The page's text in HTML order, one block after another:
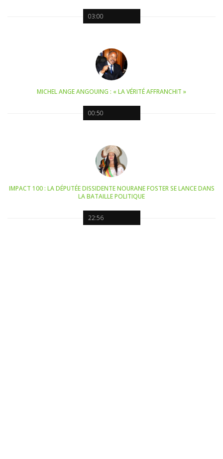
03:00
00:50
MICHEL ANGE ANGOUING : « LA VÉRITÉ AFFRANCHIT »
22:56
IMPACT 100 : LA DÉPUTÉE DISSIDENTE NOURANE FOSTER SE LANCE DANS
LA BATAILLE POLITIQUE